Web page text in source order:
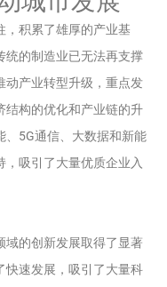
，积累了雄厚的产业基
统的制造业已无法再支撑
动产业转型升级，重点发
结构的优化和产业链的升
、5G通信、大数据和新能
吸引了大量优质企业入
域的创新发展取得了显著
快速发展，吸引了大量科